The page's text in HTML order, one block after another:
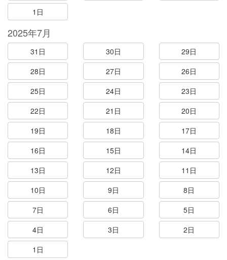
1日
2025年7月
31日 30日
29日
28日
27日
26日
25日
24日
23日
22日
21日
20日
19日
18日
17日
16日
15日
14日
13日
12日
11日
10日
9日
8日
7日
6日
5日
4日
3日
2日
1日